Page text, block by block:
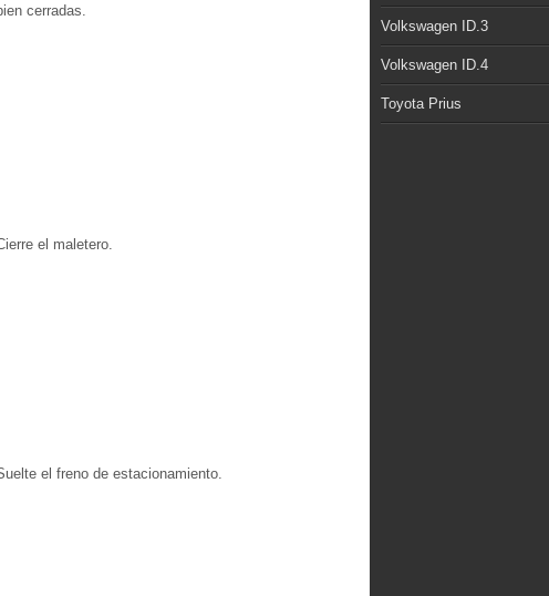
cerradas.
el maletero.
el freno de estacionamiento.
Volkswagen ID.3
Volkswagen ID.4
Toyota Prius